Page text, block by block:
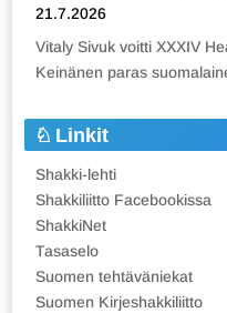
21.7.2026
Vitaly Sivuk voitti XXXIV
Keinänen paras
Linkit
Shakki-lehti
Shakkiliitto Facebookissa
ShakkiNet
Tasaselo
Suomen tehtäväniekat
Suomen Kirjeshakkiliitto